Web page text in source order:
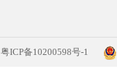
粤ICP备10200598号-1